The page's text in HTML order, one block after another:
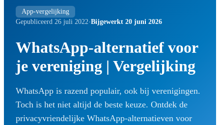
App-vergelijking
Gepubliceerd 26 juli 2022·Bijgewerkt 20 juni 2026
WhatsApp-alternatief voor
je vereniging | Vergelijking
WhatsApp is razend populair, ook bij verenigingen.
Toch is het niet altijd de beste keuze. Ontdek de
privacyvriendelijke WhatsApp-alternatieven voor